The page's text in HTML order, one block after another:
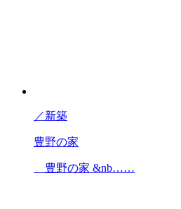
／新築
豊野の家
豊野の家 &nb……